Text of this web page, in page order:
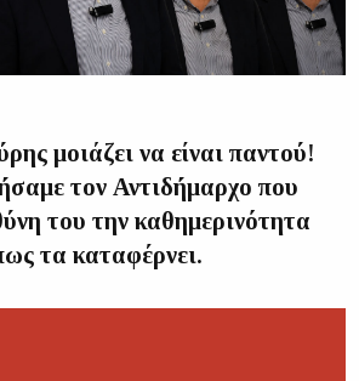
μοιάζει να είναι παντού!
τον Αντιδήμαρχο που
του την καθημερινότητα
τα καταφέρνει.